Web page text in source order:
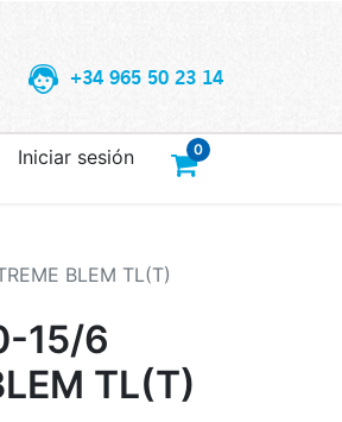
+34 965 50 23 14
0
Iniciar sesión
BLEM TL(T)
15/6
TL(T)